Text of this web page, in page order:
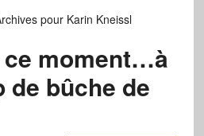
pour Karin Kneissl
moment…à
de bûche de